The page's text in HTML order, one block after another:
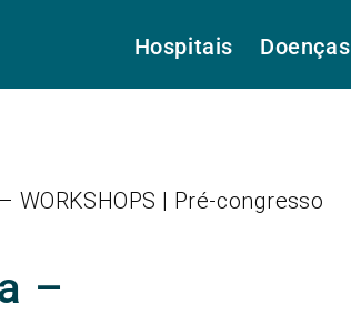
Hospitais Doenças
WORKSHOPS | Pré-congresso
–